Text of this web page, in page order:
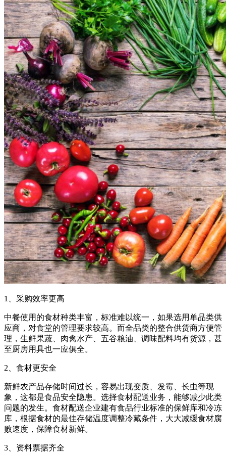
1、采购效率更高
中餐使用的食材种类丰富，标准难以统一，如果选用单品类供
应商，对食堂的管理要求较高。而全品类的整合供货商方便管
理，生鲜果蔬、肉禽水产、五谷粮油、调味配料均有货源，甚
至厨房用具也一应俱全。
2、食材更安全
新鲜农产品存储时间过长，容易出现变质、发霉、长虫等现
象，这都是食品安全隐患。选择食材配送业务，能够减少此类
问题的发生。食材配送企业建有食品行业标准的保鲜库和冷冻
库，根据食材的最佳存储温度调整冷藏条件，大大减缓食材腐
败速度，保障食材新鲜。
3、资料票据齐全